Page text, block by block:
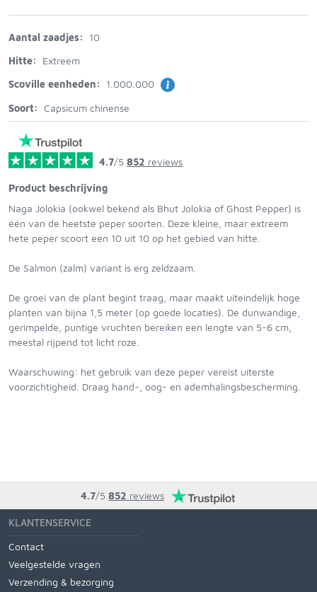
Aantal zaadjes:
10
Hitte:
Extreem
Scoville eenheden:
1.000.000
Soort: Capsicum chinense
4.7/5 852 reviews
Product beschrijving
Naga Jolokia (ookwel bekend als Bhut Jolokia of Ghost Pepper) is
één van de heetste peper soorten. Deze kleine, maar extreem
hete peper scoort een 10 uit 10 op het gebied van hitte.
De Salmon (zalm) variant is erg zeldzaam.
De groei van de plant begint traag, maar maakt uiteindelijk hoge
planten van bijna 1,5 meter (op goede locaties). De dunwandige,
gerimpelde, puntige vruchten bereiken een lengte van 5-6 cm,
meestal rijpend tot licht roze.
Waarschuwing: het gebruik van deze peper vereist uiterste
voorzichtigheid. Draag hand-, oog- en ademhalingsbescherming.
4.7/5 852 reviews
KLANTENSERVICE
Contact
Veelgestelde vragen
Verzending & bezorging